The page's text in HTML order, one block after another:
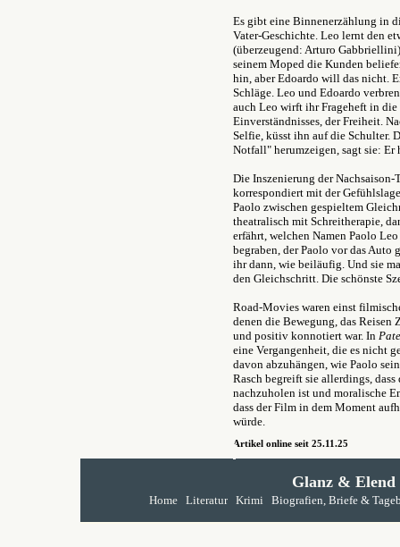
Es gibt eine Binnenerzählung in
Vater-Geschichte. Leo lernt den
(überzeugend: Arturo
seinem Moped die Kunden
hin, aber Edoardo will das nicht.
Schläge. Leo und Edoardo
auch Leo wirft ihr Frageheft in die
Einverständnisses, der Freiheit.
Selfie, küsst ihn auf die Schulter.
Notfall" herumzeigen, sagt sie: Er
Die Inszenierung der Nachsaison-
korrespondiert mit der
Paolo zwischen gespieltem
theatralisch mit Schreitherapie,
erfährt, welchen Namen Paolo
begraben, der Paolo vor das Auto
ihr dann, wie beiläufig. Und sie
den Gleichschritt. Die schönste
Road-Movies waren einst
denen die Bewegung, das Reisen
und positiv konnotiert war. In
eine Vergangenheit, die es nicht
davon abzuhängen, wie Paolo
Rasch begreift sie allerdings,
nachzuholen ist und moralische
dass der Film in dem Moment
würde.
Artikel online seit 25.11.25
Glanz & Elend
Home Literatur Krimi Biografien, Briefe &